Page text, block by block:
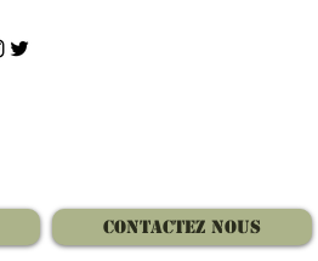
Contactez Nous